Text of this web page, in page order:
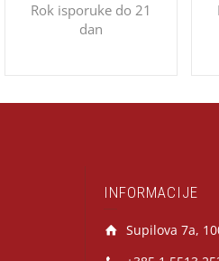
Rok isporuke do 21
dan
INFORMACIJE
Supilova 7a,